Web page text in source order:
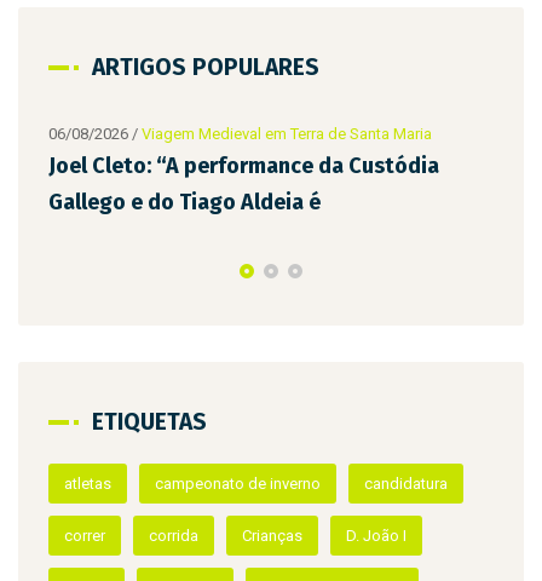
ARTIGOS POPULARES
Viagem Medieval em Terra de Santa Maria
“A performance da Custódia
e do Tiago Aldeia é
D. Teresa e
Infantes da
ETIQUETAS
atletas campeonato de inverno candidatura
correr corrida Crianças D. João I